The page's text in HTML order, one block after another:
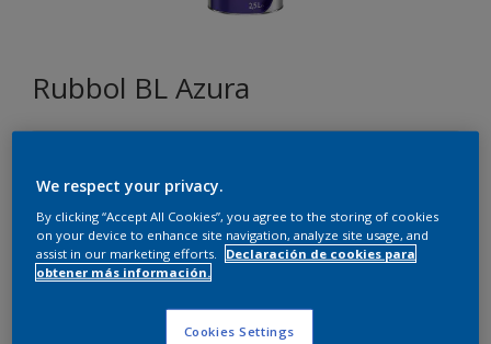
Rubbol BL Azura
Tamaño
1 litros
We respect your privacy.
By clicking “Accept All Cookies”, you agree to the storing of cookies
on your device to enhance site navigation, analyze site usage, and
assist in our marketing efforts.
Declaración de cookies para
obtener más información.
Cookies Settings